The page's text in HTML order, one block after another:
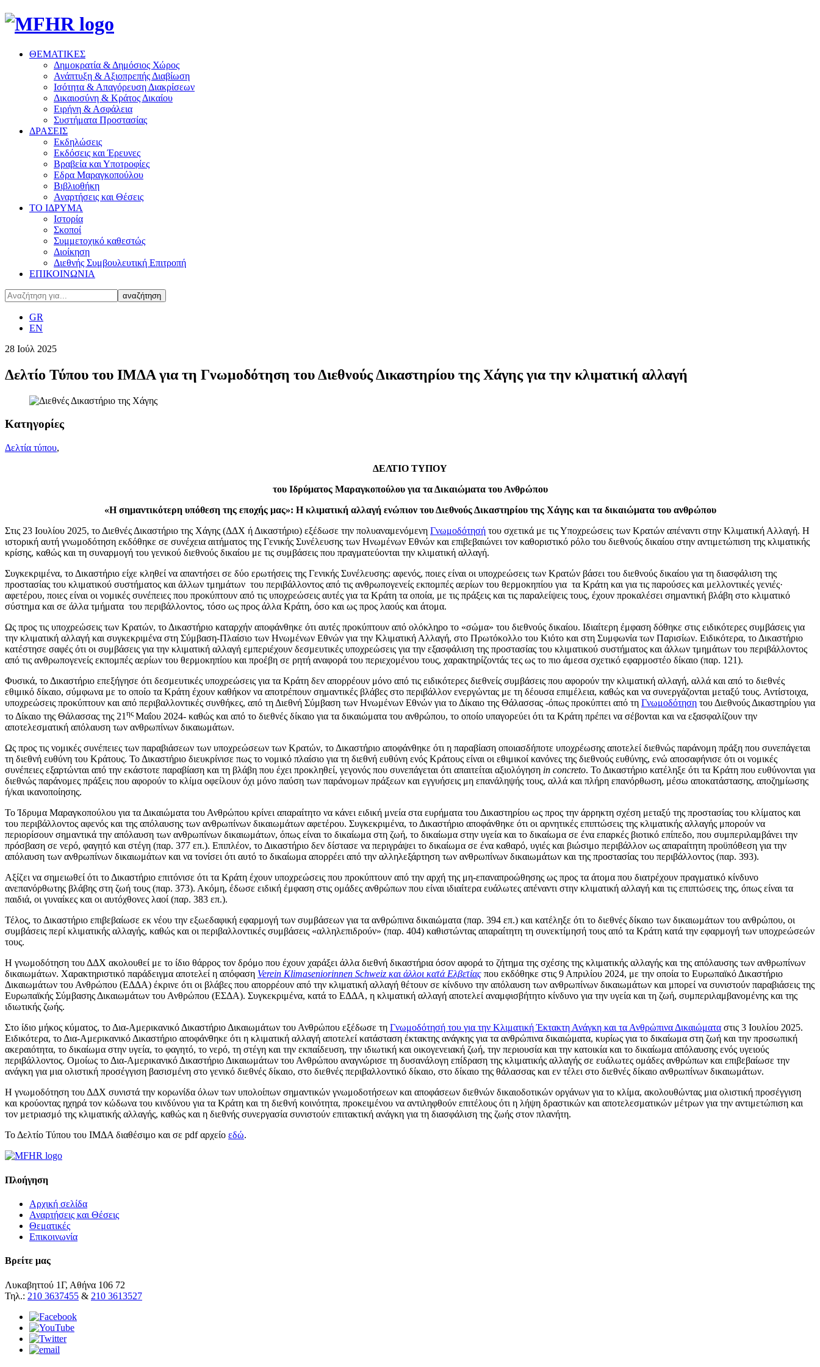
ΘΕΜΑΤΙΚΕΣ
Δημοκρατία & Δημόσιος Χώρος
Ανάπτυξη & Αξιοπρεπής Διαβίωση
Ισότητα & Απαγόρευση Διακρίσεων
Δικαιοσύνη & Κράτος Δικαίου
Ειρήνη & Ασφάλεια
Συστήματα Προστασίας
ΔΡΑΣΕΙΣ
Εκδηλώσεις
Εκδόσεις και Έρευνες
Βραβεία και Υποτροφίες
Εδρα Μαραγκοπούλου
Βιβλιοθήκη
Αναρτήσεις και Θέσεις
ΤΟ ΙΔΡΥΜΑ
Ιστορία
Σκοποί
Συμμετοχικό καθεστώς
Διοίκηση
Διεθνής Συμβουλευτική Επιτροπή
ΕΠΙΚΟΙΝΩΝΙΑ
GR
EN
28 Ιούλ 2025
Δελτίο Τύπου του ΙΜΔΑ για τη Γνωμοδότηση του Διεθνούς Δικαστηρίου της Χάγης για την κλιματική αλλαγή
Κατηγορίες
Δελτία τύπου,
ΔΕΛΤΙΟ ΤΥΠΟΥ
του Ιδρύματος Μαραγκοπούλου για τα Δικαιώματα του Ανθρώπου
«Η σημαντικότερη υπόθεση της εποχής μας»: Η κλιματική αλλαγή ενώπιον του Διεθνούς Δικαστηρίου της Χάγης και τα δικαιώματα του ανθρώπου
Στις 23 Ιουλίου 2025, το Διεθνές Δικαστήριο της Χάγης (ΔΔΧ ή Δικαστήριο) εξέδωσε την πολυαναμενόμενη Γνωμοδότησή του σχετικά με τις Υποχρεώσεις των Κρατών απέναντι στην Κλιματική Αλλαγή. Η
ιστορική αυτή γνωμοδότηση εκδόθηκε σε συνέχεια αιτήματος της Γενικής Συνέλευσης των Ηνωμένων Εθνών και επιβεβαιώνει τον καθοριστικό ρόλο του διεθνούς δικαίου στην αντιμετώπιση της κλιματικής
κρίσης, καθώς και τη συναρμογή του γενικού διεθνούς δικαίου με τις συμβάσεις που πραγματεύονται την κλιματική αλλαγή.
Συγκεκριμένα, το Δικαστήριο είχε κληθεί να απαντήσει σε δύο ερωτήσεις της Γενικής Συνέλευσης: αφενός, ποιες είναι οι υποχρεώσεις των Κρατών βάσει του διεθνούς δικαίου για τη διασφάλιση της
προστασίας του κλιματικού συστήματος και άλλων τμημάτων του περιβάλλοντος από τις ανθρωπογενείς εκπομπές αερίων του θερμοκηπίου για τα Κράτη και για τις παρούσες και μελλοντικές γενιές·
αφετέρου, ποιες είναι οι νομικές συνέπειες που προκύπτουν από τις υποχρεώσεις αυτές για τα Κράτη τα οποία, με τις πράξεις και τις παραλείψεις τους, έχουν προκαλέσει σημαντική βλάβη στο κλιματικό
σύστημα και σε άλλα τμήματα του περιβάλλοντος, τόσο ως προς άλλα Κράτη, όσο και ως προς λαούς και άτομα.
Ως προς τις υποχρεώσεις των Κρατών, το Δικαστήριο καταρχήν αποφάνθηκε ότι αυτές προκύπτουν από ολόκληρο το «σώμα» του διεθνούς δικαίου. Ιδιαίτερη έμφαση δόθηκε στις ειδικότερες συμβάσεις για
την κλιματική αλλαγή και συγκεκριμένα στη Σύμβαση-Πλαίσιο των Ηνωμένων Εθνών για την Κλιματική Αλλαγή, στο Πρωτόκολλο του Κιότο και στη Συμφωνία των Παρισίων. Ειδικότερα, το Δικαστήριο
κατέστησε σαφές ότι οι συμβάσεις για την κλιματική αλλαγή εμπεριέχουν δεσμευτικές υποχρεώσεις για την εξασφάλιση της προστασίας του κλιματικού συστήματος και άλλων τμημάτων του περιβάλλοντος
από τις ανθρωπογενείς εκπομπές αερίων του θερμοκηπίου και προέβη σε ρητή αναφορά του περιεχομένου τους, χαρακτηρίζοντάς τες ως το πιο άμεσα σχετικό εφαρμοστέο δίκαιο (παρ. 121).
Φυσικά, το Δικαστήριο επεξήγησε ότι δεσμευτικές υποχρεώσεις για τα Κράτη δεν απορρέουν μόνο από τις ειδικότερες διεθνείς συμβάσεις που αφορούν την κλιματική αλλαγή, αλλά και από το διεθνές
εθιμικό δίκαιο, σύμφωνα με το οποίο τα Κράτη έχουν καθήκον να αποτρέπουν σημαντικές βλάβες στο περιβάλλον ενεργώντας με τη δέουσα επιμέλεια, καθώς και να συνεργάζονται μεταξύ τους. Αντίστοιχα,
υποχρεώσεις προκύπτουν και από περιβαλλοντικές συνθήκες, από τη Διεθνή Σύμβαση των Ηνωμένων Εθνών για το Δίκαιο της Θάλασσας -όπως προκύπτει από τη Γνωμοδότηση του Διεθνούς Δικαστηρίου για
το Δίκαιο της Θάλασσας της 21ης Μαΐου 2024- καθώς και από το διεθνές δίκαιο για τα δικαιώματα του ανθρώπου, το οποίο υπαγορεύει ότι τα Κράτη πρέπει να σέβονται και να εξασφαλίζουν την
αποτελεσματική απόλαυση των ανθρωπίνων δικαιωμάτων.
Ως προς τις νομικές συνέπειες των παραβιάσεων των υποχρεώσεων των Κρατών, το Δικαστήριο αποφάνθηκε ότι η παραβίαση οποιασδήποτε υποχρέωσης αποτελεί διεθνώς παράνομη πράξη που συνεπάγεται
τη διεθνή ευθύνη του Κράτους. Το Δικαστήριο διευκρίνισε πως το νομικό πλαίσιο για τη διεθνή ευθύνη ενός Κράτους είναι οι εθιμικοί κανόνες της διεθνούς ευθύνης, ενώ αποσαφήνισε ότι οι νομικές
συνέπειες εξαρτώνται από την εκάστοτε παραβίαση και τη βλάβη που έχει προκληθεί, γεγονός που συνεπάγεται ότι απαιτείται αξιολόγηση in concreto. Το Δικαστήριο κατέληξε ότι τα Κράτη που ευθύνονται για
διεθνώς παράνομες πράξεις που αφορούν το κλίμα οφείλουν όχι μόνο παύση των παράνομων πράξεων και εγγυήσεις μη επανάληψής τους, αλλά και πλήρη επανόρθωση, μέσω αποκατάστασης, αποζημίωσης
ή/και ικανοποίησης.
Το Ίδρυμα Μαραγκοπούλου για τα Δικαιώματα του Ανθρώπου κρίνει απαραίτητο να κάνει ειδική μνεία στα ευρήματα του Δικαστηρίου ως προς την άρρηκτη σχέση μεταξύ της προστασίας του κλίματος και
του περιβάλλοντος αφενός και της απόλαυσης των ανθρωπίνων δικαιωμάτων αφετέρου. Συγκεκριμένα, το Δικαστήριο αποφάνθηκε ότι οι αρνητικές επιπτώσεις της κλιματικής αλλαγής μπορούν να
περιορίσουν σημαντικά την απόλαυση των ανθρωπίνων δικαιωμάτων, όπως είναι το δικαίωμα στη ζωή, το δικαίωμα στην υγεία και το δικαίωμα σε ένα επαρκές βιοτικό επίπεδο, που συμπεριλαμβάνει την
πρόσβαση σε νερό, φαγητό και στέγη (παρ. 377 επ.). Επιπλέον, το Δικαστήριο δεν δίστασε να περιγράψει το δικαίωμα σε ένα καθαρό, υγιές και βιώσιμο περιβάλλον ως απαραίτητη προϋπόθεση για την
απόλαυση των ανθρωπίνων δικαιωμάτων και να τονίσει ότι αυτό το δικαίωμα απορρέει από την αλληλεξάρτηση των ανθρωπίνων δικαιωμάτων και της προστασίας του περιβάλλοντος (παρ. 393).
Αξίζει να σημειωθεί ότι το Δικαστήριο επιτόνισε ότι τα Κράτη έχουν υποχρεώσεις που προκύπτουν από την αρχή της μη-επαναπροώθησης ως προς τα άτομα που διατρέχουν πραγματικό κίνδυνο
ανεπανόρθωτης βλάβης στη ζωή τους (παρ. 373). Ακόμη, έδωσε ειδική έμφαση στις ομάδες ανθρώπων που είναι ιδιαίτερα ευάλωτες απέναντι στην κλιματική αλλαγή και τις επιπτώσεις της, όπως είναι τα
παιδιά, οι γυναίκες και οι αυτόχθονες λαοί (παρ. 383 επ.).
Τέλος, το Δικαστήριο επιβεβαίωσε εκ νέου την εξωεδαφική εφαρμογή των συμβάσεων για τα ανθρώπινα δικαιώματα (παρ. 394 επ.) και κατέληξε ότι το διεθνές δίκαιο των δικαιωμάτων του ανθρώπου, οι
συμβάσεις περί κλιματικής αλλαγής, καθώς και οι περιβαλλοντικές συμβάσεις «αλληλεπιδρούν» (παρ. 404) καθιστώντας απαραίτητη τη συνεκτίμησή τους από τα Κράτη κατά την εφαρμογή των υποχρεώσεών
τους.
Η γνωμοδότηση του ΔΔΧ ακολουθεί με το ίδιο θάρρος τον δρόμο που έχουν χαράξει άλλα διεθνή δικαστήρια όσον αφορά το ζήτημα της σχέσης της κλιματικής αλλαγής και της απόλαυσης των ανθρωπίνων
δικαιωμάτων. Χαρακτηριστικό παράδειγμα αποτελεί η απόφαση Verein Klimaseniorinnen Schweiz και άλλοι κατά Ελβετίας που εκδόθηκε στις 9 Απριλίου 2024, με την οποία το Ευρωπαϊκό Δικαστήριο
Δικαιωμάτων του Ανθρώπου (ΕΔΔΑ) έκρινε ότι οι βλάβες που απορρέουν από την κλιματική αλλαγή θέτουν σε κίνδυνο την απόλαυση των ανθρωπίνων δικαιωμάτων και μπορεί να συνιστούν παραβιάσεις της
Ευρωπαϊκής Σύμβασης Δικαιωμάτων του Ανθρώπου (ΕΣΔΑ). Συγκεκριμένα, κατά το ΕΔΔΑ, η κλιματική αλλαγή αποτελεί αναμφισβήτητο κίνδυνο για την υγεία και τη ζωή, συμπεριλαμβανομένης και της
ιδιωτικής ζωής.
Στο ίδιο μήκος κύματος, το Δια-Αμερικανικό Δικαστήριο Δικαιωμάτων του Ανθρώπου εξέδωσε τη Γνωμοδότησή του για την Κλιματική Έκτακτη Ανάγκη και τα Ανθρώπινα Δικαιώματα στις 3 Ιουλίου 2025.
Ειδικότερα, το Δια-Αμερικανικό Δικαστήριο αποφάνθηκε ότι η κλιματική αλλαγή αποτελεί κατάσταση έκτακτης ανάγκης για τα ανθρώπινα δικαιώματα, κυρίως για τo δικαίωμα στη ζωή και την προσωπική
ακεραιότητα, το δικαίωμα στην υγεία, το φαγητό, το νερό, τη στέγη και την εκπαίδευση, την ιδιωτική και οικογενειακή ζωή, την περιουσία και την κατοικία και το δικαίωμα απόλαυσης ενός υγειούς
περιβάλλοντος. Ομοίως το Δια-Αμερικανικό Δικαστήριο Δικαιωμάτων του Ανθρώπου αναγνώρισε τη δυσανάλογη επίδραση της κλιματικής αλλαγής σε ευάλωτες ομάδες ανθρώπων και επιβεβαίωσε την
ανάγκη για μια ολιστική προσέγγιση βασισμένη στο γενικό διεθνές δίκαιο, στο διεθνές περιβαλλοντικό δίκαιο, στο δίκαιο της θάλασσας και εν τέλει στο διεθνές δίκαιο ανθρωπίνων δικαιωμάτων.
Η γνωμοδότηση του ΔΔΧ συνιστά την κορωνίδα όλων των υπολοίπων σημαντικών γνωμοδοτήσεων και αποφάσεων διεθνών δικαιοδοτικών οργάνων για το κλίμα, ακολουθώντας μια ολιστική προσέγγιση
και κρούοντας ηχηρά τον κώδωνα του κινδύνου για τα Κράτη και τη διεθνή κοινότητα, προκειμένου να αντιληφθούν επιτέλους ότι η λήψη δραστικών και αποτελεσματικών μέτρων για την αντιμετώπιση και
τον μετριασμό της κλιματικής αλλαγής, καθώς και η διεθνής συνεργασία συνιστούν επιτακτική ανάγκη για τη διασφάλιση της ζωής στον πλανήτη.
Το Δελτίο Τύπου του ΙΜΔΑ διαθέσιμο και σε pdf αρχείο εδώ.
Πλοήγηση
Αρχική σελίδα
Αναρτήσεις και Θέσεις
Θεματικές
Επικοινωνία
Βρείτε μας
Λυκαβηττού 1Γ, Αθήνα 106 72
Τηλ.: 210 3637455 & 210 3613527